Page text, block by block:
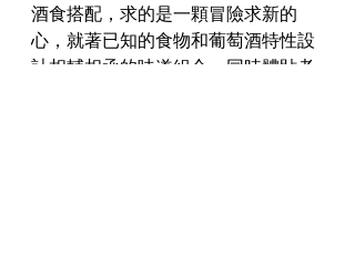
酒食搭配，求的是一顆冒險求新的
心，就著已知的食物和葡萄酒特性設
計相輔相承的味道組合，同時體貼考